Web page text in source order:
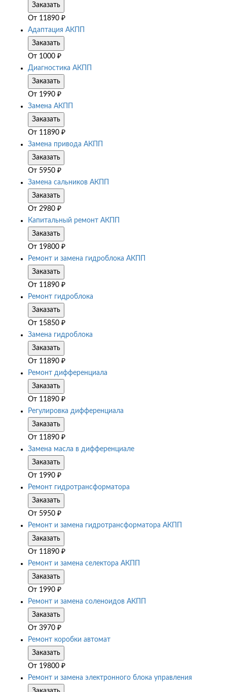
Заказать
От 11890 ₽
Адаптация АКПП
Заказать
От 1000 ₽
Диагностика АКПП
Заказать
От 1990 ₽
Замена АКПП
Заказать
От 11890 ₽
Замена привода АКПП
Заказать
От 5950 ₽
Замена сальников АКПП
Заказать
От 2980 ₽
Капитальный ремонт АКПП
Заказать
От 19800 ₽
Ремонт и замена гидроблока АКПП
Заказать
От 11890 ₽
Ремонт гидроблока
Заказать
От 15850 ₽
Замена гидроблока
Заказать
От 11890 ₽
Ремонт дифференциала
Заказать
От 11890 ₽
Регулировка дифференциала
Заказать
От 11890 ₽
Замена масла в дифференциале
Заказать
От 1990 ₽
Ремонт гидротрансформатора
Заказать
От 5950 ₽
Ремонт и замена гидротрансформатора АКПП
Заказать
От 11890 ₽
Ремонт и замена селектора АКПП
Заказать
От 1990 ₽
Ремонт и замена соленоидов АКПП
Заказать
От 3970 ₽
Ремонт коробки автомат
Заказать
От 19800 ₽
Ремонт и замена электронного блока управления